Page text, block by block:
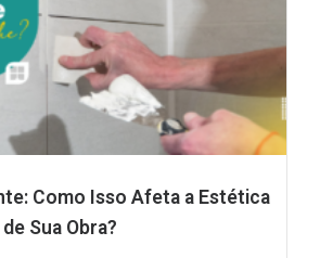
Como Isso Afeta a Estética
Sua Obra?